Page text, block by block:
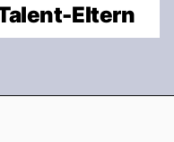
Eltern